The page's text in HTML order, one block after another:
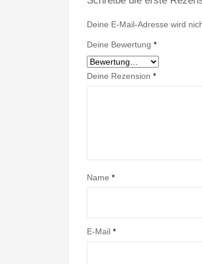
Deine E-Mail-Adresse wird
Deine Bewertung *
Deine Rezension *
Name *
E-Mail *